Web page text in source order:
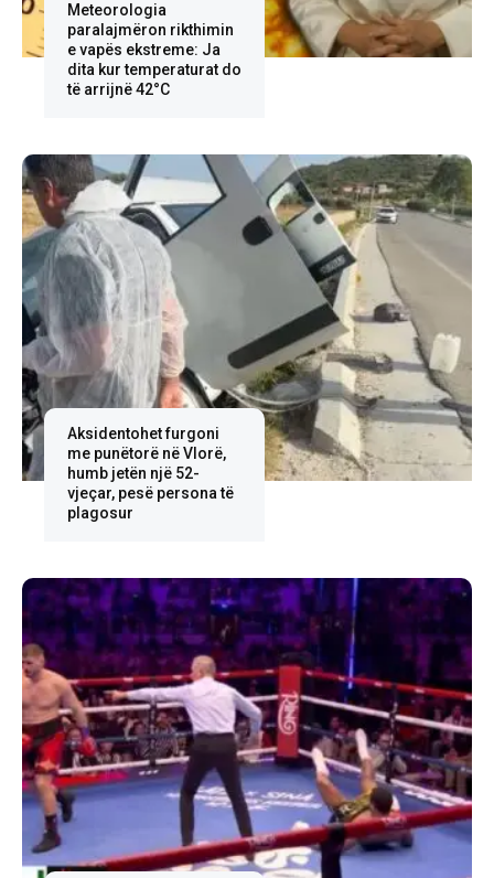
Meteorologia
paralajmëron rikthimin
e vapës ekstreme: Ja
dita kur temperaturat do
të arrijnë 42°C
Aksidentohet furgoni
me punëtorë në Vlorë,
humb jetën një 52-
vjeçar, pesë persona të
plagosur